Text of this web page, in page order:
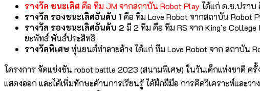
รางวัล ชนะเลิศ คือ ทีม JM จากสถาบัน Robot Play ได้แก่ ด.ช.ปรา
รางวัล รองชนะเลิศอันดับ 1 คือ ทีม Love Robot จากสถาบัน
รางวัล รองชนะเลิศอันดับ 2 มี 2 ทีม คือ ทีม RS จาก King’s
ยะพัทธ์ พันธ์ประสิทธิ
รางวัลพิเศษ หุ่นยนต์ทำลายล้าง ได้แก่ ทีม Love Robot จาก สถาบัน
โครงการ จัดแข่งขัน robot battle 2023 (สนามพิเศษ) ในวันเด็กแห่งชาติ
แสดงออก และได้เพิ่มทักษะด้านการเรียนรู้ ได้ฝึกฝีมือ การคิดวิเคราะห์และ